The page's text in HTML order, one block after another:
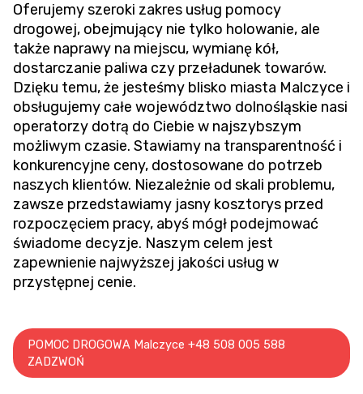
Oferujemy szeroki zakres usług pomocy
drogowej, obejmujący nie tylko holowanie, ale
także naprawy na miejscu, wymianę kół,
dostarczanie paliwa czy przeładunek towarów.
Dzięku temu, że jesteśmy blisko miasta Malczyce i
obsługujemy całe województwo dolnośląskie nasi
operatorzy dotrą do Ciebie w najszybszym
możliwym czasie. Stawiamy na transparentność i
konkurencyjne ceny, dostosowane do potrzeb
naszych klientów. Niezależnie od skali problemu,
zawsze przedstawiamy jasny kosztorys przed
rozpoczęciem pracy, abyś mógł podejmować
świadome decyzje. Naszym celem jest
zapewnienie najwyższej jakości usług w
przystępnej cenie.
POMOC DROGOWA Malczyce +48 508 005 588
ZADZWOŃ